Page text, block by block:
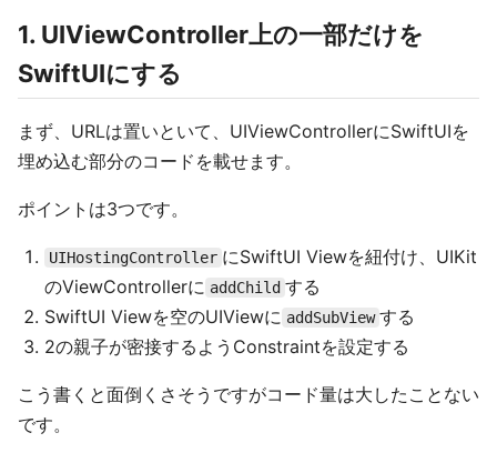
1. UIViewController上の一部だけを
SwiftUIにする
まず、URLは置いといて、UIViewControllerにSwiftUIを
埋め込む部分のコードを載せます。
ポイントは3つです。
UIHostingController にSwiftUI Viewを紐付け、UIKit
のViewControllerに addChild する
SwiftUI Viewを空のUIViewに addSubView する
2の親子が密接するようConstraintを設定する
こう書くと面倒くさそうですがコード量は大したことない
です。